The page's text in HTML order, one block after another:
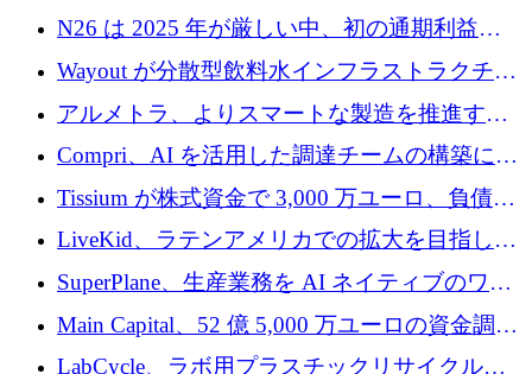
るために 320 万ドルを調達
N26 は 2025 年が厳しい中、初の通期利益を
達成
Wayout が分散型飲料水インフラストラクチャ
プラットフォームを拡張するために 242 万ユ
ーロを調達
アルメトラ、よりスマートな製造を推進する
ためにシリーズ A で 1,630 万ユーロを確保
Compri、AI を活用した調達チームの構築に
320 万ユーロを確保
Tissium が株式資金で 3,000 万ユーロ、負債で
3,000 万ユーロを調達
LiveKid、ラテンアメリカでの拡大を目指して
Aldea を買収
SuperPlane、生産業務を AI ネイティブのワー
クフロー層に変えるために 260 万ドルを確保
Main Capital、52 億 5,000 万ユーロの資金調達
でエンタープライズ ソフトウェアの開発を倍
LabCycle、ラボ用プラスチックリサイクルシ